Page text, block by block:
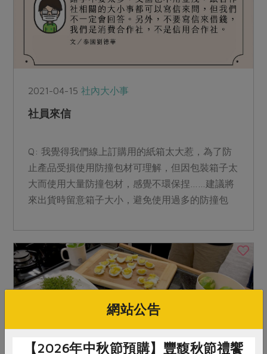
2021-04-15社內大小事
社員來信
Q: 我覺得我們線上訂購用的紙箱太大惹，為了防
止產品受損使用防撞包材可理解，但因包裝箱子太
大而使用大量防撞包材，感覺不環保捏……建議將
來出貨時留意箱子大小，避免使用過多的防撞包
網站公告
【2026年中秋節預購】豐馥秋節禮饗